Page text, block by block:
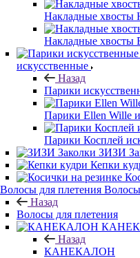
Накладные хвосты
Накладные хвосты
искусственные
Назад
Парики
Парики Ellen Wille
Парики Косплей
ЗИЗИ
Кепки
Назад
Волосы для плетения
Назад
КАНЕКАЛОН